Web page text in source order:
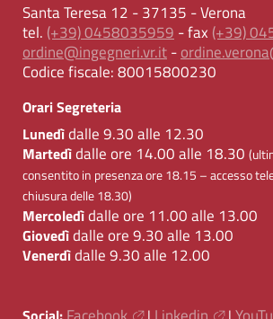
Santa Teresa 12 - 37135 - Verona
tel. (+39) 0458035959 - fax (+39)
ordine@ingegneri.vr.it-
Codice fiscale:80015800230
Orari Segreteria
Lunedìdalle 9.30 alle 12.30
Martedìdalle ore 14.00 alle 18.30
consentito in presenza ore 18.15 – accesso
chiusura delle 18.30)
Mercoledìdalle ore 11.00 alle 13.00
Giovedìdalle ore 9.30 alle 13.00
Venerdìdalle 9.30 alle 12.00